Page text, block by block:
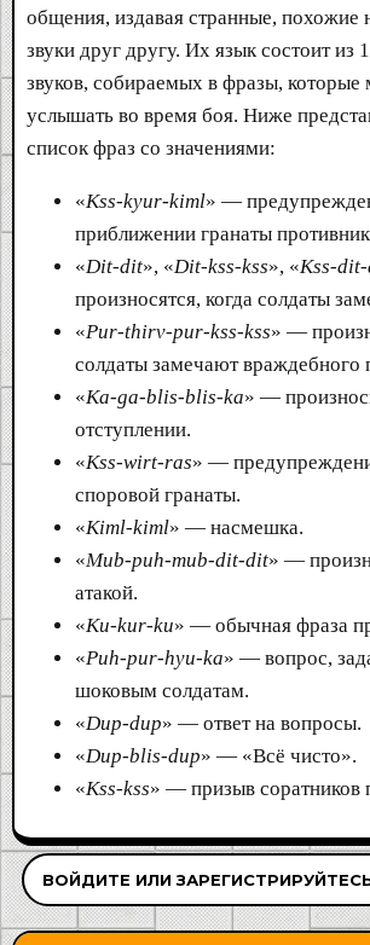
общения, издавая странные, похожие
звуки друг другу. Их язык состоит из
звуков, собираемых в фразы,
услышать во время боя. Ниже
список фраз со значениями:
«Kss-kyur-kiml» —
приближении гранаты
«Dit-dit», «Dit-kss-kss», «Kss-
произносятся, когда солдаты
«Pur-thirv-pur-kss-kss» —
солдаты замечают враждебного
«Ka-ga-blis-blis-ka» —
отступлении.
«Kss-wirt-ras» —
споровой гранаты.
«Kiml-kiml» — насмешка.
«Mub-puh-mub-dit-dit» —
атакой.
«Ku-kur-ku» — обычная фраза
«Puh-pur-hyu-ka» — вопрос,
шоковым солдатам.
«Dup-dup» — ответ на вопросы.
«Dup-blis-dup» — «Всё чисто».
«Kss-kss» — призыв соратников
ВОЙДИТЕ ИЛИ